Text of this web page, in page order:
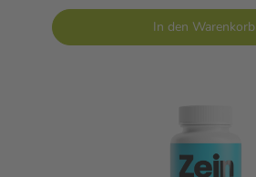
In den Warenkorb